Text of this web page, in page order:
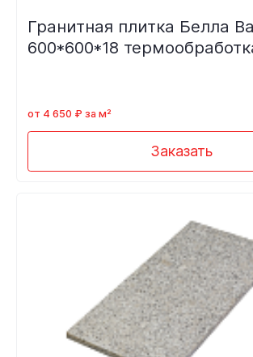
Гранитная плитка Белла
600*600*18
от 4 650 ₽ за м²
Заказать